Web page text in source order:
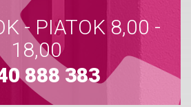
- PIATOK 8,00 -
18,00
888 383